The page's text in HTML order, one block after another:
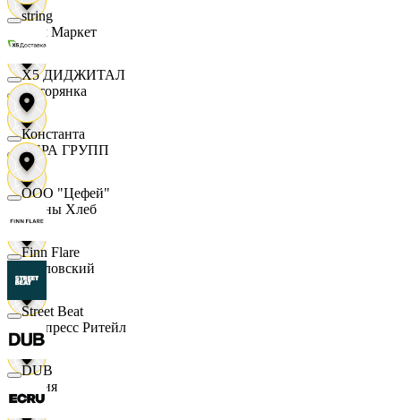
Хом Маркет
Хуторянка
ЦЕРА ГРУПП
Челны Хлеб
Чкаловский
Экспресс Ритейл
Юлия
string
X5 ДИДЖИТАЛ
Константа
ООО "Цефей"
Finn Flare
Street Beat
DUB